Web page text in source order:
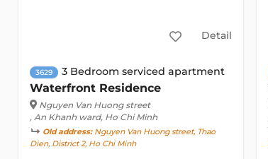
Detail
3629 3 Bedroom serviced apartment
Waterfront Residence
Nguyen Van Huong street
, An Khanh ward, Ho Chi Minh
Old address:Nguyen Van Huong street, Thao
Dien, District 2, Ho Chi Minh